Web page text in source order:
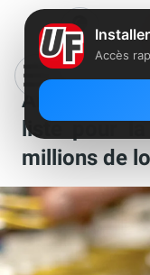
ADSL :
liste pour
millions de
Accès